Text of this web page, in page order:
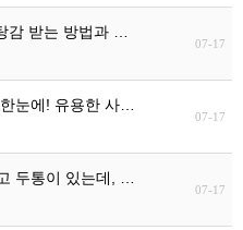
감 받는 방법과 …
07-17
눈에! 유용한 사…
07-17
두통이 있는데, …
07-17